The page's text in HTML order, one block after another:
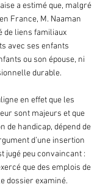
a estimé que, malgré
France, M. Naaman
de liens familiaux
avec ses enfants
ou son épouse, ni
durable.
en effet que les
sont majeurs et que
de handicap, dépend de
d’une insertion
jugé peu convaincant :
que des emplois de
dossier examiné.